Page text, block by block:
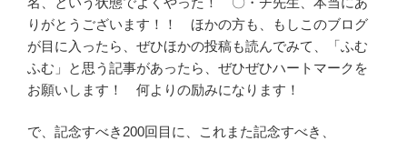
りがとうございます！！ ほかの方も、もしこのブログ
が目に入ったら、ぜひほかの投稿も読んでみて、「ふむ
ふむ」と思う記事があったら、ぜひぜひハートマークを
お願いします！ 何よりの励みになります！
で、記念すべき200回目に、これまた記念すべき、